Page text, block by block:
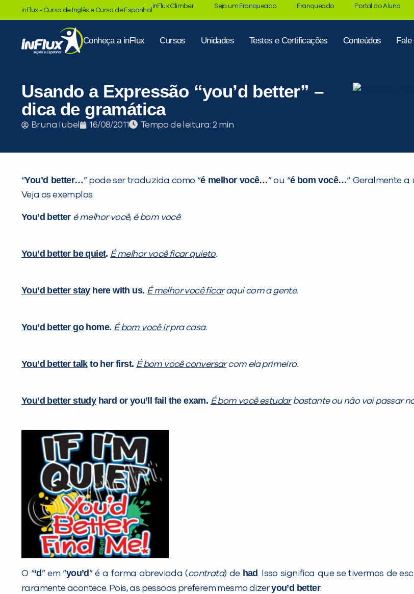
inFlux - Curso de Inglês e Curso de Espanhol
inFlux Climber Seja um Franqueado Franqueado Portal do Aluno
Conheça a inFlux Cursos Unidades Testes e Certificações Conteúdos Fale
Usando a Expressão “you’d better” –
dica de gramática
Bruna Iubel 16/08/2011 Tempo de leitura:
“You’d better…” pode ser traduzida como “é melhor você…” ou “é bom você…“. Geralmente
Veja os exemplos:
You’d better é melhor você, é bom você
You’d better be quiet. É melhor você ficar quieto.
You’d better stayhere with us. É melhor você ficaraqui com a gente.
You’d better gohome. É bom você irpra casa.
You’d better talkto her first. É bom você conversarcom ela primeiro.
You’d better studyhard or you’ll fail the exam. É bom você estudarbastante ou não vai passar
O “‘d ” em “you’d ” é a forma abreviada (contrata) de had. Isso significa que se tivermos de
raramente acontece. Pois, as pessoas preferem mesmo dizeryou’d better.